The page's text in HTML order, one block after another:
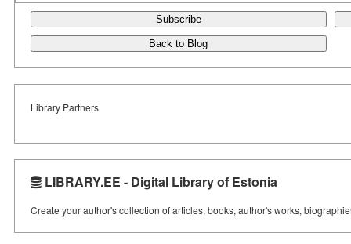
Subscribe
Back to Blog
Library Partners
LIBRARY.EE - Digital Library of Estonia
Create your author's collection of articles, books, author's works,